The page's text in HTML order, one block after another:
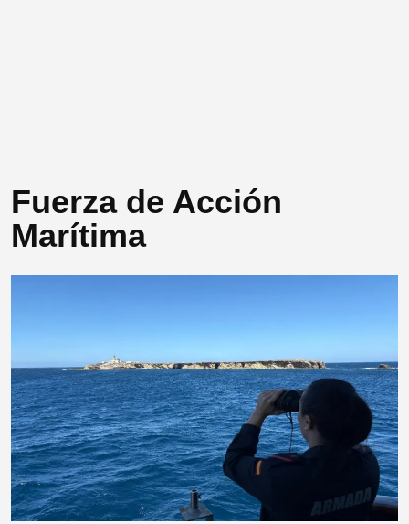
Fuerza de Acción
Marítima